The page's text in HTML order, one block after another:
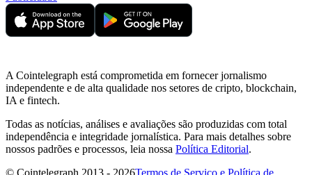
A Cointelegraph está comprometida em fornecer jornalismo
independente e de alta qualidade nos setores de cripto, blockchain,
IA e fintech.
Todas as notícias, análises e avaliações são produzidas com total
independência e integridade jornalística. Para mais detalhes sobre
nossos padrões e processos, leia nossa Política Editorial.
© Cointelegraph 2013 - 2026Termos de Serviço e Política de